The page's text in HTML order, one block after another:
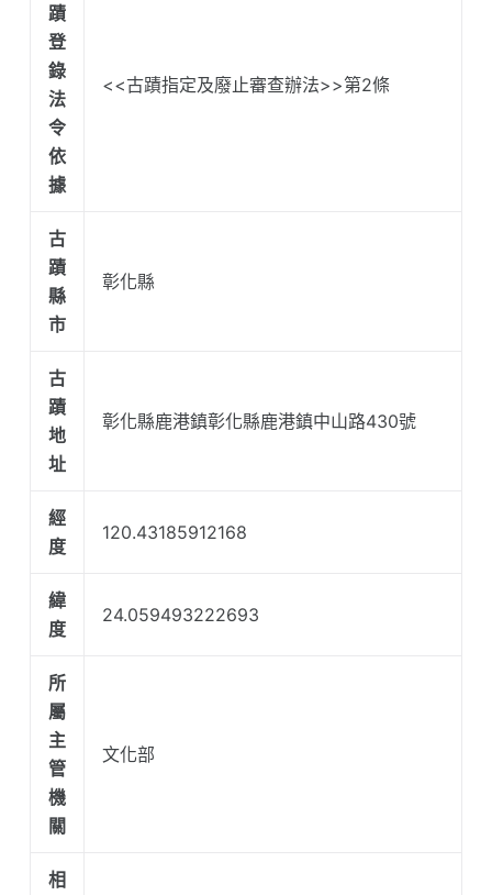
蹟
登
錄
法
令
依
據
<<古蹟指定及廢止審查辦法>>第2條
古
蹟
縣
市
彰化縣
古
蹟
地
址
彰化縣鹿港鎮彰化縣鹿港鎮中山路430號
經
度
120.43185912168
緯
度
24.059493222693
所
屬
主
管
機
關
文化部
相